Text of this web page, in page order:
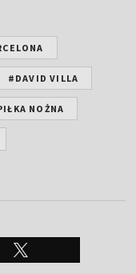
#DAVID VILLA
NOŻNA